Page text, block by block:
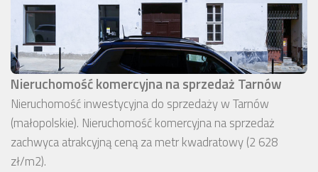
Nieruchomość komercyjna na sprzedaż Tarnów
Nieruchomość inwestycyjna do sprzedaży w Tarnów
(małopolskie). Nieruchomość komercyjna na sprzedaż
zachwyca atrakcyjną ceną za metr kwadratowy (2 628
zł/m2).